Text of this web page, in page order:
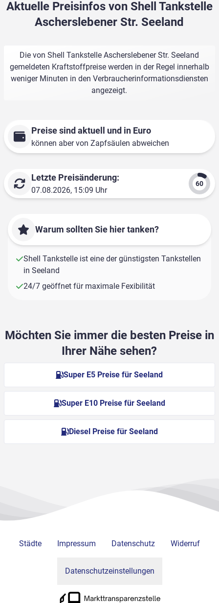
Aktuelle Preisinfos von Shell Tankstelle
Ascherslebener Str. Seeland
Die von Shell Tankstelle Ascherslebener Str. Seeland
gemeldeten Kraftstoffpreise werden in der Regel innerhalb
weniger Minuten in den Verbraucherinformationsdiensten
angezeigt.
Preise sind aktuell und in Euro
können aber von Zapfsäulen abweichen
Letzte Preisänderung:
07.08.2026, 15:09 Uhr
Warum sollten Sie hier tanken?
Shell Tankstelle ist eine der günstigsten Tankstellen
in Seeland
24/7 geöffnet für maximale Fexibilität
Möchten Sie immer die besten Preise in
Ihrer Nähe sehen?
Super E5 Preise für Seeland
Super E10 Preise für Seeland
Diesel Preise für Seeland
Städte Impressum Datenschutz Widerruf
Datenschutzeinstellungen